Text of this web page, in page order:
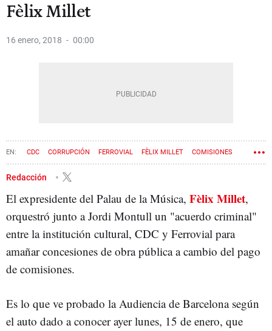
Fèlix Millet
16 enero, 2018 00:00
CDC CORRUPCIÓN FERROVIAL FÈLIX MILLET COMISIONES
CASO PALAU
Redacción
El expresidente del Palau de la Música, Fèlix Millet,
orquestró junto a Jordi Montull un "acuerdo criminal"
entre la institución cultural, CDC y Ferrovial para
amañar concesiones de obra pública a cambio del pago
de comisiones.
Es lo que ve probado la Audiencia de Barcelona según
el auto dado a conocer ayer lunes, 15 de enero, que